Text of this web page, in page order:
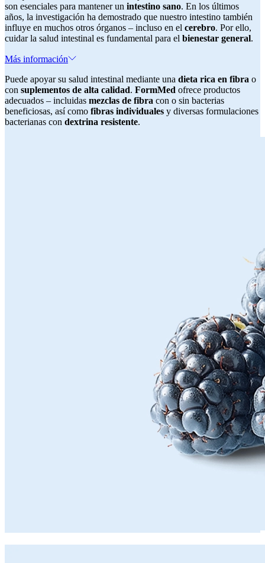
son esenciales para mantener un intestino sano. En los últimos
años, la investigación ha demostrado que nuestro intestino también
influye en muchos otros órganos – incluso en el cerebro. Por ello,
cuidar la salud intestinal es fundamental para el bienestar general.
Más información
Puede apoyar su salud intestinal mediante una dieta rica en fibra o
con suplementos de alta calidad. FormMed ofrece productos
adecuados – incluidas mezclas de fibra con o sin bacterias
beneficiosas, así como fibras individuales y diversas formulaciones
bacterianas con dextrina resistente.